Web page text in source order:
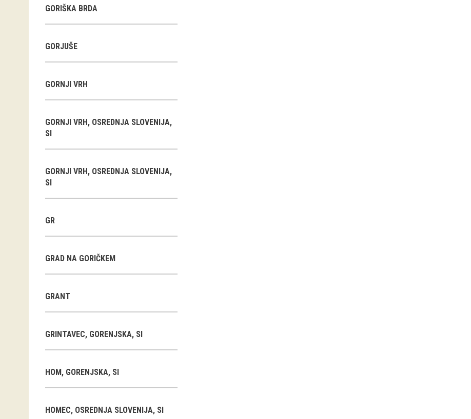
GORIŠKA BRDA
GORJUŠE
GORNJI VRH
GORNJI VRH, OSREDNJA SLOVENIJA,
SI
GORNJI VRH, OSREDNJA SLOVENIJA,
SI
GR
GRAD NA GORIČKEM
GRANT
GRINTAVEC, GORENJSKA, SI
HOM, GORENJSKA, SI
HOMEC, OSREDNJA SLOVENIJA, SI